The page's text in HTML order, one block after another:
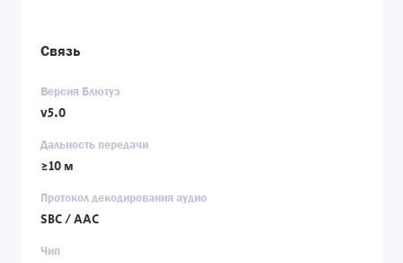
Связь
Версия Блютуз
v5.0
Дальность передачи
≥10 м
Протокол декодирования аудио
SBC / AAC
Чип